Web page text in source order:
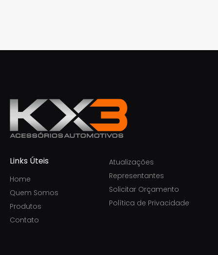
Links Úteis
Home
Quem Somos
Produtos
Contato
Atualizações
Representantes
Solicitar Orçamento
Política de Privacidade